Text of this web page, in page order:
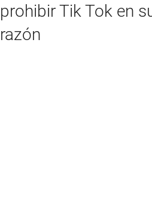
prohibir Tik Tok en
razón